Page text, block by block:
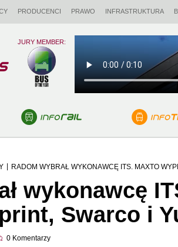
PRODUCENCI PRAWO INFRASTRUKTURA
JURY MEMBER:
RADOM WYBRAŁ WYKONAWCĘ ITS. MAXTO
wykonawcę
Swarco i
0 Komentarzy